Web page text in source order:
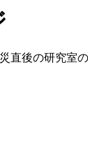
直後の研究室